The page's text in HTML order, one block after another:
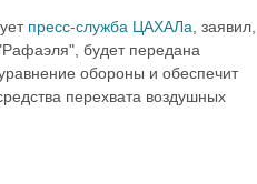
пресс-служба ЦАХАЛа , заявил,
будет передана
обороны и обеспечит
перехвата воздушных